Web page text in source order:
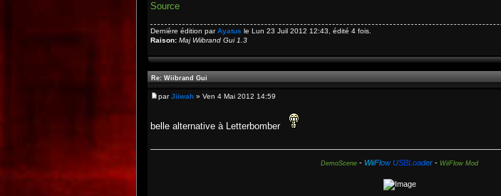
Source
Dernière édition parAyatus le Lun 23 Juil 2012 12:43, édité 4 fois.
Raison: Maj Wiibrand Gui 1.3
Re: Wiibrand Gui
parJiiwah » Ven 4 Mai 2012 14:59
belle alternative à Letterbomber
DemoScene - WiiFlow USBLoader -WiiFlow Mod